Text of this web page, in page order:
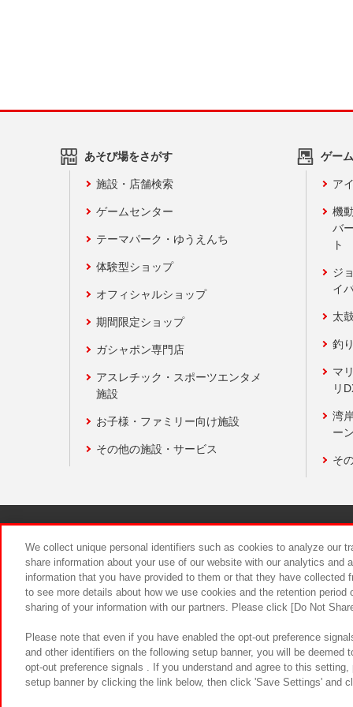
あそび場をさがす
施設・店舗検索
ゲームセンター
テーマパーク・ゆうえんち
体験型ショップ
オフィシャルショップ
期間限定ショップ
ガシャポン専門店
アスレチック・スポーツエンタメ
施設
お子様・ファミリー向け施設
その他の施設・サービス
ゲー
ア
機
バ
ト
ジ
イ
太
釣
マ
リ
湾
ー
そ
食品のご
We collect unique personal identifiers such as cookies to analyze our
share information about your use of our website with our analytics and
information that you have provided to them or that they have
to see more details about how we use cookies and the retention
sharing of your information with our partners. Please click [Do Not
Please note that even if you have enabled the opt-out preference
and other identifiers on the following setup banner, you will be
opt-out preference signals . If you understand and agree to this
setup banner by clicking the link below, then click 'Save Settings' and